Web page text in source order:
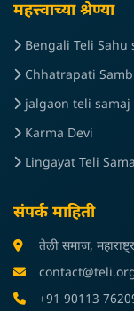
महत्त्वाच्या श्रेण्या
Bengali Teli Sahu
Chhatrapati
jalgaon teli samaj
Karma Devi
Lingayat Teli
संपर्क माहिती
तेली समाज, महाराष्ट्र
+91 90113